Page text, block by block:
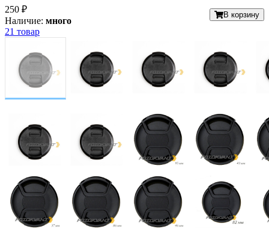
250 ₽
Наличие: много
В корзину
21 товар